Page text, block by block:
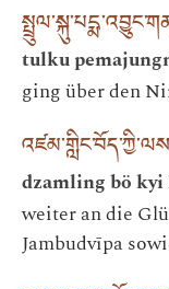
tulku
ging über den
dzamling bö
weiter an die
Jambudvīpa